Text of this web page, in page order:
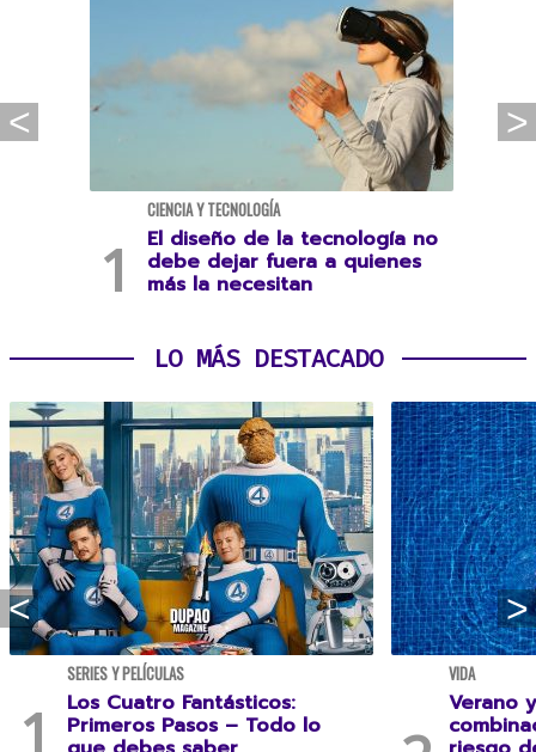
CIENCIA Y TECNOLOGÍA
El diseño de la tecnología no
debe dejar fuera a quienes
más la necesitan
LO MÁS DESTACADO
SERIES Y PELÍCULAS
Los Cuatro Fantásticos:
Primeros Pasos – Todo lo
VIDA
Verano